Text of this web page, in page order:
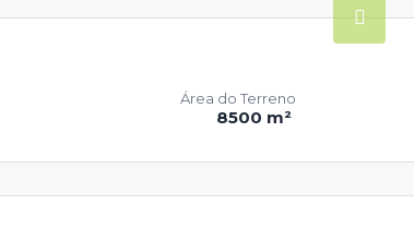
8500 m²
Área do Terreno